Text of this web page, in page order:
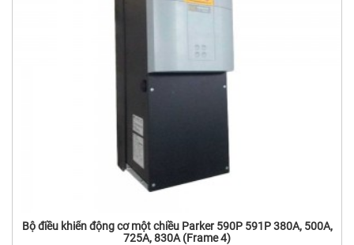
Bộ điều khiển động cơ một chiều Parker 590P 591P 380A, 500A,
725A, 830A (Frame 4)